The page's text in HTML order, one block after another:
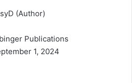
(Author)
Harbinger Publications
date ‏ : ‎ September 1, 2024